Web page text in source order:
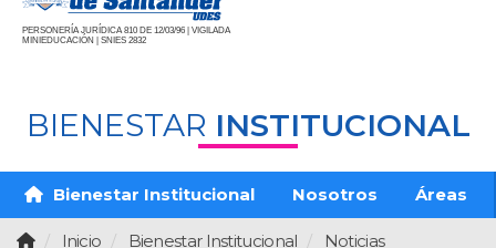
PERSONERÍA JURÍDICA 810 DE 12/03/96 | VIGILADA
MINIEDUCACIÓN | SNIES 2832
BIENESTAR INSTITUCIONAL
Bienestar Institucional Nosotros Áreas
Inicio Bienestar Institucional Noticias